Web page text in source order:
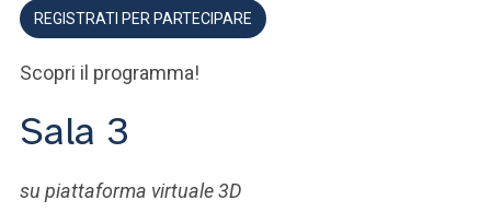
REGISTRATI PER PARTECIPARE
Scopri il programma!
Sala 3
su piattaforma virtuale 3D